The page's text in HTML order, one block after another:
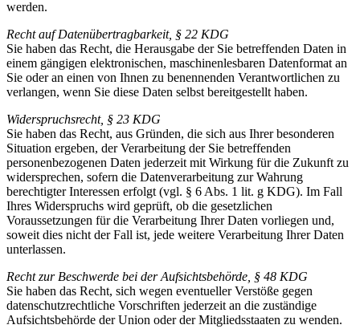
werden.
Recht auf Datenübertragbarkeit, § 22 KDG
Sie haben das Recht, die Herausgabe der Sie betreffenden Daten in
einem gängigen elektronischen, maschinenlesbaren Datenformat an
Sie oder an einen von Ihnen zu benennenden Verantwortlichen zu
verlangen, wenn Sie diese Daten selbst bereitgestellt haben.
Widerspruchsrecht, § 23 KDG
Sie haben das Recht, aus Gründen, die sich aus Ihrer besonderen
Situation ergeben, der Verarbeitung der Sie betreffenden
personenbezogenen Daten jederzeit mit Wirkung für die Zukunft zu
widersprechen, sofern die Datenverarbeitung zur Wahrung
berechtigter Interessen erfolgt (vgl. § 6 Abs. 1 lit. g KDG). Im Fall
Ihres Widerspruchs wird geprüft, ob die gesetzlichen
Voraussetzungen für die Verarbeitung Ihrer Daten vorliegen und,
soweit dies nicht der Fall ist, jede weitere Verarbeitung Ihrer Daten
unterlassen.
Recht zur Beschwerde bei der Aufsichtsbehörde, § 48 KDG
Sie haben das Recht, sich wegen eventueller Verstöße gegen
datenschutzrechtliche Vorschriften jederzeit an die zuständige
Aufsichtsbehörde der Union oder der Mitgliedsstaaten zu wenden.